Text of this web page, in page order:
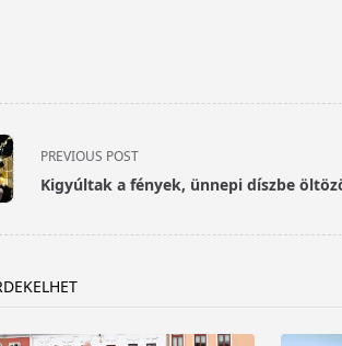
span>
PREVIOUS POST
Kigyúltak a fények, ünnepi díszbe